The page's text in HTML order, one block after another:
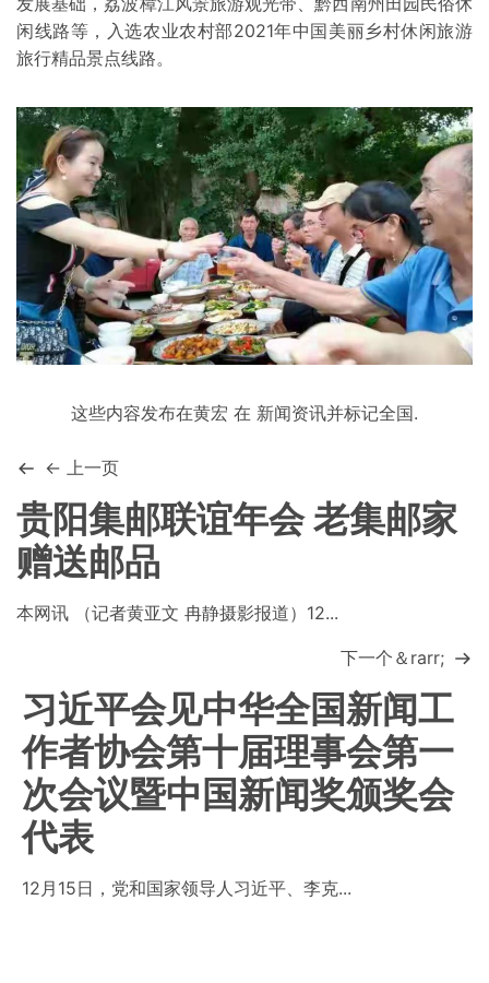
闲线路等，入选农业农村部2021年中国美丽乡村休闲旅游
旅行精品景点线路。
这些内容发布在黄宏 在 新闻资讯并标记全国.
← 上一页
贵阳集邮联谊年会 老集邮家
赠送邮品
本网讯 （记者黄亚文 冉静摄影报道）12...
下一个＆rarr;
习近平会见中华全国新闻工
作者协会第十届理事会第一
次会议暨中国新闻奖颁奖会
代表
12月15日，党和国家领导人习近平、李克...